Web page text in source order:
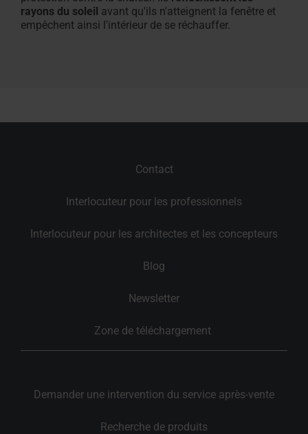
rayons du soleil avant qu'ils n'atteignent la fenêtre et
empêchent ainsi l'intérieur de se réchauffer.
Contact
Interlocuteur pour les professionnels
Interlocuteur pour les architectes et les concepteurs
Blog
Newsletter
Zone de téléchargement
Demander une intervention du service après-vente
Recherche de produits